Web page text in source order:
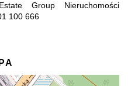
Group Nieruchomości
100 666